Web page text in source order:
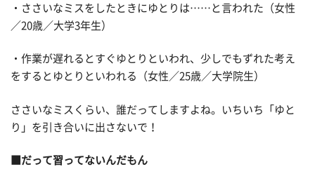
・ささいなミスをしたときにゆとりは……と言われた（女性
／20歳／大学3年生）
・作業が遅れるとすぐゆとりといわれ、少しでもずれた考え
をするとゆとりといわれる（女性／25歳／大学院生）
ささいなミスくらい、誰だってしますよね。いちいち「ゆと
り」を引き合いに出さないで！
■だって習ってないんだもん